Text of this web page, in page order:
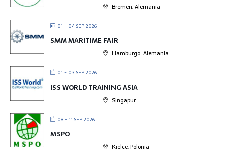
Bremen, Alemania
01 - 04 SEP 2026
SMM MARITIME FAIR
Hamburgo. Alemania
01 - 03 SEP 2026
ISS WORLD TRAINING ASIA
Singapur
08 - 11 SEP 2026
MSPO
Kielce, Polonia